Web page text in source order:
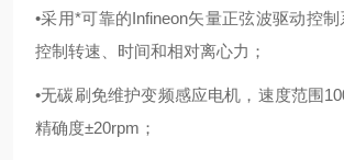
•采用*可靠的Infineon矢量正弦波驱动控
控制转速、时间和相对离心力；
•无碳刷免维护变频感应电机，速度范围
精确度±20rpm；